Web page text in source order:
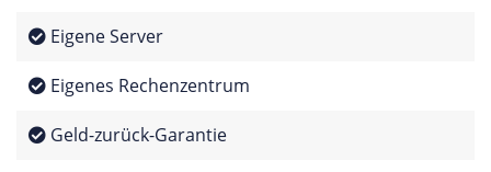
Eigene Server
Eigenes Rechenzentrum
Geld-zurück-Garantie